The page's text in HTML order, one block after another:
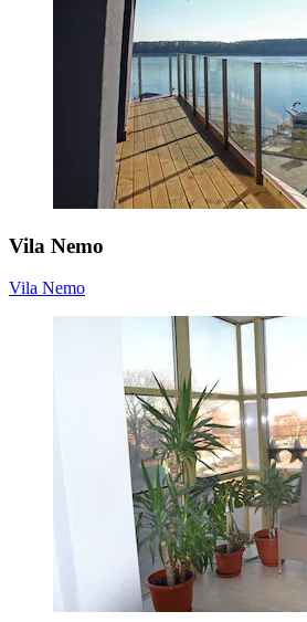
Vila Nemo
Vila Nemo